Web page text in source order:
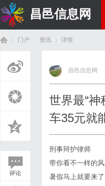
昌邑信息网
门户 资讯
›
详情
评论
昌邑信息网
世界最“
车35元就
刑事辩护律师
带你看不一样的
暑假马上就要来了